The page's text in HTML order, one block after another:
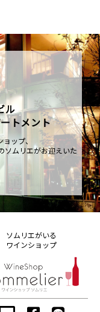
ル
トメント
ップ、
ソムリエがお迎えいた
ソムリエがいる
ワインショップ